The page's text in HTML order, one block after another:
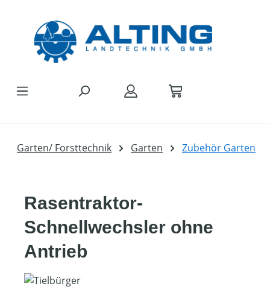
Garten/ Forsttechnik Garten Zubehör Garten
Rasentraktor-
Schnellwechsler ohne
Antrieb